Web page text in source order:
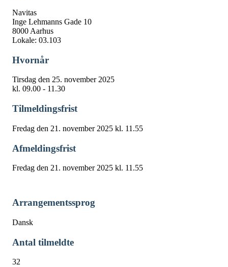
Navitas
Inge Lehmanns Gade 10
8000 Aarhus
Lokale: 03.103
Hvornår
Tirsdag den 25. november 2025
kl. 09.00 - 11.30
Tilmeldingsfrist
Fredag den 21. november 2025 kl. 11.55
Afmeldingsfrist
Fredag den 21. november 2025 kl. 11.55
Arrangementssprog
Dansk
Antal tilmeldte
32